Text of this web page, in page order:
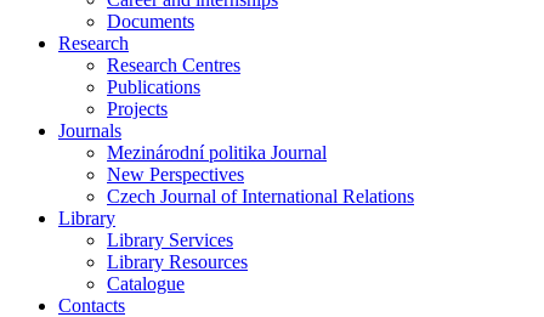
Documents
Research
Research Centres
Publications
Projects
Journals
Mezinárodní politika Journal
New Perspectives
Czech Journal of International Relations
Library
Library Services
Library Resources
Catalogue
Contacts